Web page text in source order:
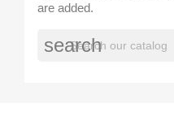
are added.
search